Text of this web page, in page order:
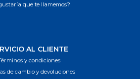
que te llamemos?
AL CLIENTE
y condiciones
de cambio y devoluciones